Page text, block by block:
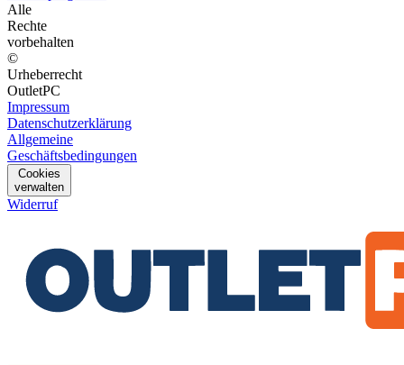
Alle
Rechte
vorbehalten
©
Urheberrecht
OutletPC
Impressum
Datenschutzerklärung
Allgemeine
Geschäftsbedingungen
Cookies
verwalten
Widerruf